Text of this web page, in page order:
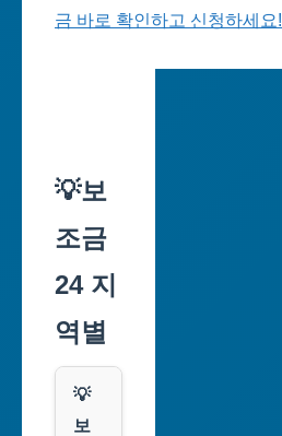
금 바로 확인하고 신청하세요!
💡보
조금
24 지
역별
💡
보